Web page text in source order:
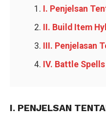
I. Penjelsan
II. Build Item
III. Penjelasan
IV. Battle
I. PENJELSAN